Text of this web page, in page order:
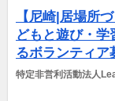
【尼崎|居場所
どもと遊び・学
るボランティア
特定非営利活動法人